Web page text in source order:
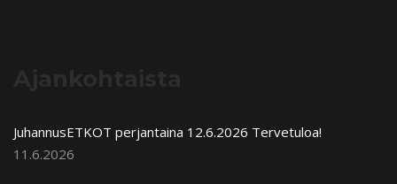
JuhannusETKOT perjantaina 12.6.2026 Tervetuloa!
11.6.2026